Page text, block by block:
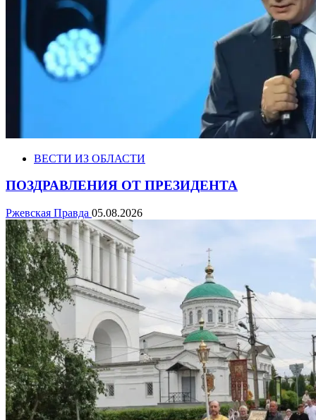
ВЕСТИ ИЗ ОБЛАСТИ
ПОЗДРАВЛЕНИЯ ОТ ПРЕЗИДЕНТА
Ржевская Правда 05.08.2026